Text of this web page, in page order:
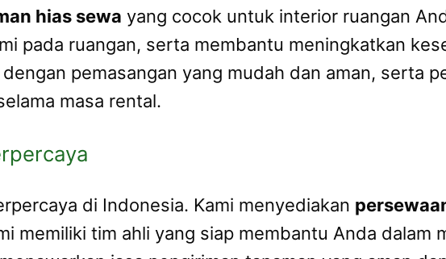
hias sewa yang cocok untuk interior ruangan
pada ruangan, serta membantu meningkatkan
dengan pemasangan yang mudah dan aman, serta
masa rental.
di Indonesia. Kami menyediakan
memiliki tim ahli yang siap membantu Anda dalam